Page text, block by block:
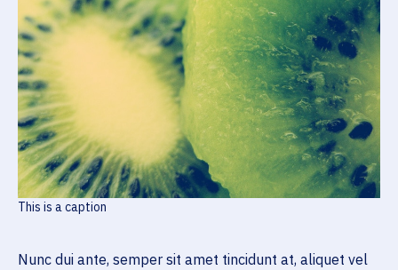
This is a caption
Nunc dui ante, semper sit amet tincidunt at, aliquet vel